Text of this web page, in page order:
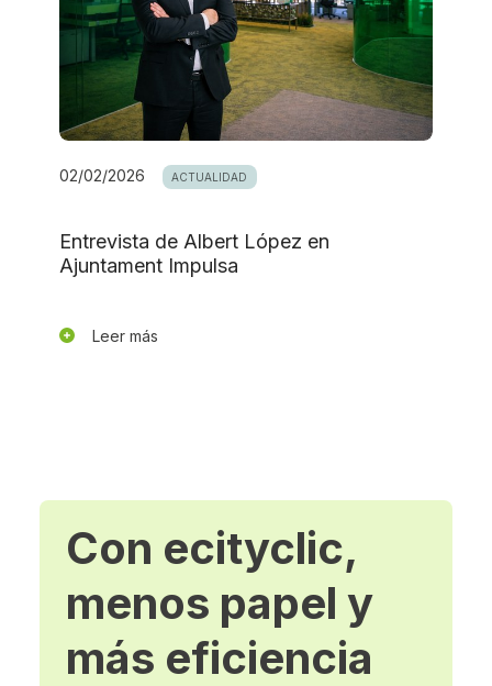
02/02/2026 ACTUALIDAD
Entrevista de Albert López en
Ajuntament Impulsa
Leer más
Con ecityclic,
menos papel y
más eficiencia